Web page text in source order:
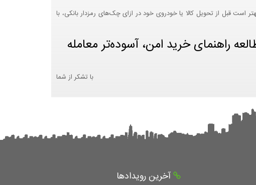
قبل از تحویل کالا یا خودروی خود در ازای چک‌های رمزدار بانکی، با
راهنمای خرید امن، آسوده‌تر معامله
با تشکر از شما
آخرین رویدادها